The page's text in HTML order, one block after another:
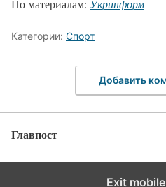
По материалам: Укринформ
Категории: Спорт
Добавить
Главпост
Exit